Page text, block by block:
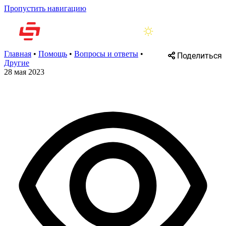
Пропустить навигацию
Главная • Помощь • Вопросы и ответы •
Другие
Поделиться
28 мая 2023